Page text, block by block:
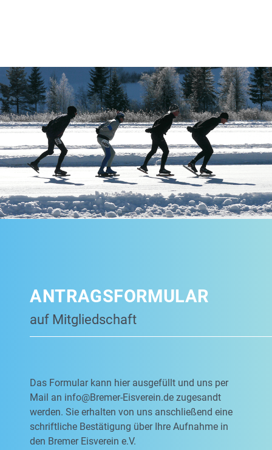
ANTRAGSFORMULAR
auf Mitgliedschaft
Das Formular kann hier ausgefüllt und uns per
Mail an info@Bremer-Eisverein.de zugesandt
werden. Sie erhalten von uns anschließend eine
schriftliche Bestätigung über Ihre Aufnahme in
den Bremer Eisverein e.V.